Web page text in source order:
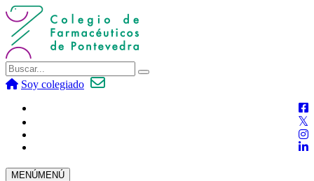
Soy colegiado
MENÚMENÚ